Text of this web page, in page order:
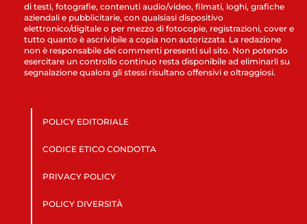
di testi, fotografie, contenuti audio/video, filmati, loghi, grafiche
aziendali e pubblicitarie, con qualsiasi dispositivo
elettronico/digitale o per mezzo di fotocopie, registrazioni, cover e
tutto quanto è ascrivibile a copia non autorizzata. La redazione
non è responsabile dei commenti presenti sul sito. Non potendo
esercitare un controllo continuo resta disponibile ad eliminarli su
segnalazione qualora gli stessi risultano offensivi e oltraggiosi.
POLICY EDITORIALE
CODICE ETICO CONDOTTA
PRIVACY POLICY
POLICY DIVERSITÀ